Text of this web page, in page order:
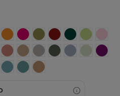
NARANJAROSETONVERDE MILITAR
GRANATEVERDE BOTELLA
VERDE
CRISANTEMO
NARANJA CLAY
ARENA GRIS PIEDRAVERDE AVENTURA
AZUL ZENVERDE
AZUL LAVADO
AZUL DUSTYNARANJA GREEK